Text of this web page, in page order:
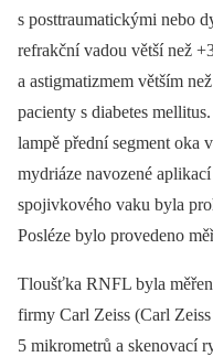
s posttraumatickými nebo
refrakční vadou větší než
a astigmatizmem větším
pacienty s diabetes
lampě přední segment oka
mydriáze navozené
spojivkového vaku byla
Posléze bylo provedeno
Tloušťka RNFL byla
firmy Carl Zeiss (Carl
5 mikrometrů a skenovací